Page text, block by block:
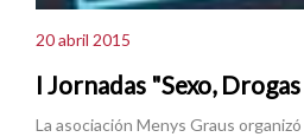
20 abril 2015
I Jornadas "Sexo,
La asociación Menys Graus